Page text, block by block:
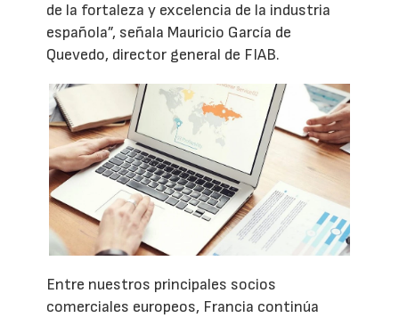
de la fortaleza y excelencia de la industria
española”, señala Mauricio García de
Quevedo, director general de FIAB.
Entre nuestros principales socios
comerciales europeos, Francia continúa